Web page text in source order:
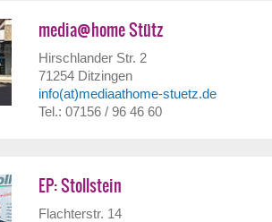
media@home Stütz
Hirschlander Str. 2
71254 Ditzingen
info(at)mediaathome-stuetz.de
Tel.: 07156 / 96 46 60
EP: Stollstein
Flachterstr. 14